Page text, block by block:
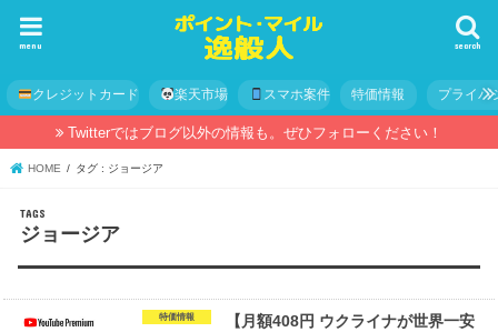
search
menu
クレジットカード 楽天市場 スマホ案件 特価情報 プライバ
Twitterではブログ以外の情報も。ぜひフォローください！
HOME タグ : ジョージア
ジョージア
特価情報
【月額408円 ウクライナが世界一安